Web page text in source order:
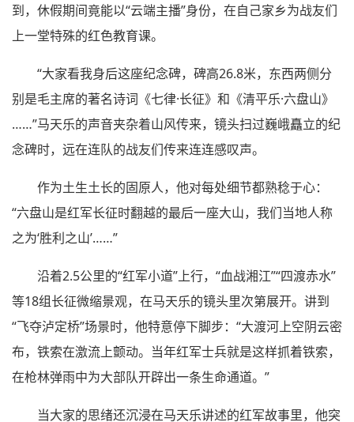
到，休假期间竟能以“云端主播”身份，在自己家乡为战友们
上一堂特殊的红色教育课。
“大家看我身后这座纪念碑，碑高26.8米，东西两侧分
别是毛主席的著名诗词《七律·长征》和《清平乐·六盘山》
……”马天乐的声音夹杂着山风传来，镜头扫过巍峨矗立的纪
念碑时，远在连队的战友们传来连连感叹声。
作为土生土长的固原人，他对每处细节都熟稔于心：
“六盘山是红军长征时翻越的最后一座大山，我们当地人称
之为‘胜利之山’……”
沿着2.5公里的“红军小道”上行，“血战湘江”“四渡赤水”
等18组长征微缩景观，在马天乐的镜头里次第展开。讲到
“飞夺泸定桥”场景时，他特意停下脚步：“大渡河上空阴云密
布，铁索在激流上颤动。当年红军士兵就是这样抓着铁索，
在枪林弹雨中为大部队开辟出一条生命通道。”
当大家的思绪还沉浸在马天乐讲述的红军故事里，他突